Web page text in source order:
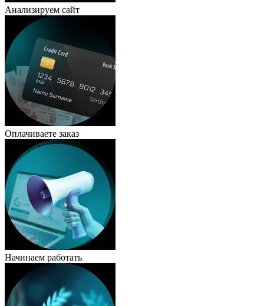
Анализируем сайт
Оплачиваете заказ
Начинаем работать